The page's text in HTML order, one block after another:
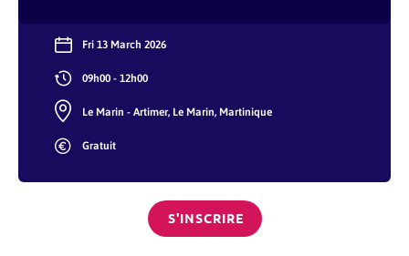
Fri 13 March 2026
09h00 - 12h00
Le Marin - Artimer, Le Marin, Martinique
Gratuit
S'INSCRIRE